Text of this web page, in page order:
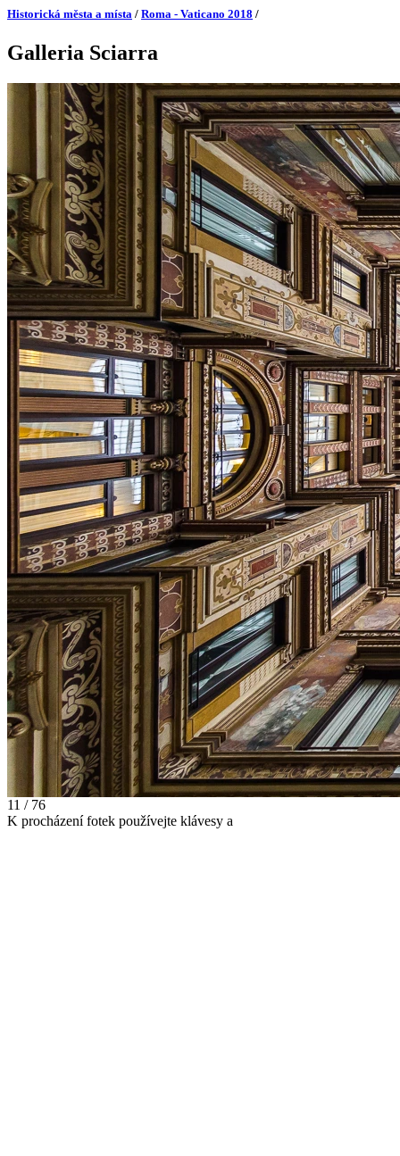
Historická města a místa / Roma - Vaticano 2018 /
Galleria Sciarra
11 / 76
K procházení fotek používejte klávesy a